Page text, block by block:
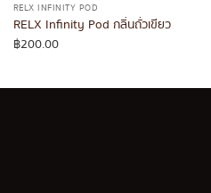
RELX INFINITY POD
RELX Infinity Pod กลิ่นถั่วเขียว
฿200.00